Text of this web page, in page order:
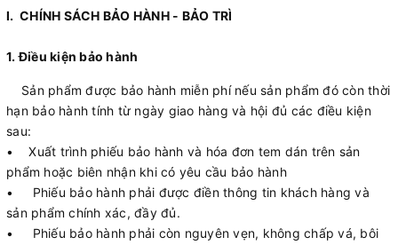
I. CHÍNH SÁCH BẢO HÀNH - BẢO TRÌ
1. Điều kiện bảo hành
Sản phẩm được bảo hành miễn phí nếu sản phẩm đó còn thời
hạn bảo hành tính từ ngày giao hàng và hội đủ các điều kiện
sau:
• Xuất trình phiếu bảo hành và hóa đơn tem dán trên sản
phẩm hoặc biên nhận khi có yêu cầu bảo hành
• Phiếu bảo hành phải được điền thông tin khách hàng và
sản phẩm chính xác, đầy đủ.
• Phiếu bảo hành phải còn nguyên vẹn, không chấp vá, bôi